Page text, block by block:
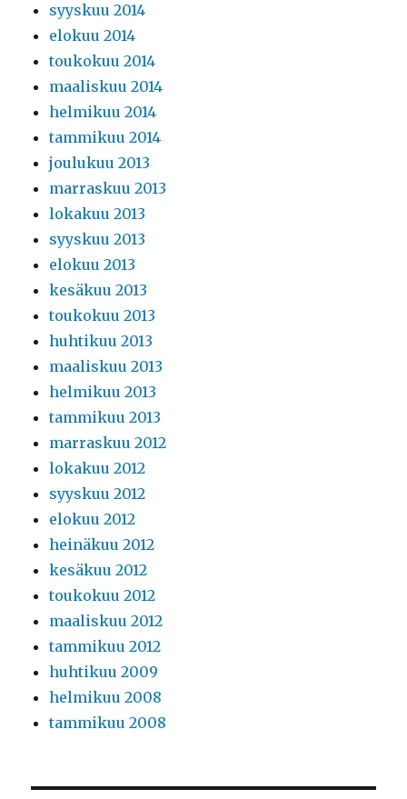
syyskuu 2014
elokuu 2014
toukokuu 2014
maaliskuu 2014
helmikuu 2014
tammikuu 2014
joulukuu 2013
marraskuu 2013
lokakuu 2013
syyskuu 2013
elokuu 2013
kesäkuu 2013
toukokuu 2013
huhtikuu 2013
maaliskuu 2013
helmikuu 2013
tammikuu 2013
marraskuu 2012
lokakuu 2012
syyskuu 2012
elokuu 2012
heinäkuu 2012
kesäkuu 2012
toukokuu 2012
maaliskuu 2012
tammikuu 2012
huhtikuu 2009
helmikuu 2008
tammikuu 2008